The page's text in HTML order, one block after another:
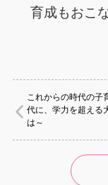
育成もおこ
これからの時代の子
代に、学力を超える
は～